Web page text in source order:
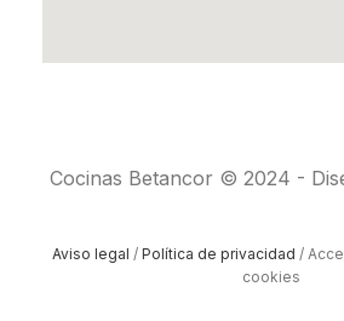
Cocinas Betancor © 2024 -
Aviso legal / Política de privacidad /
cookies